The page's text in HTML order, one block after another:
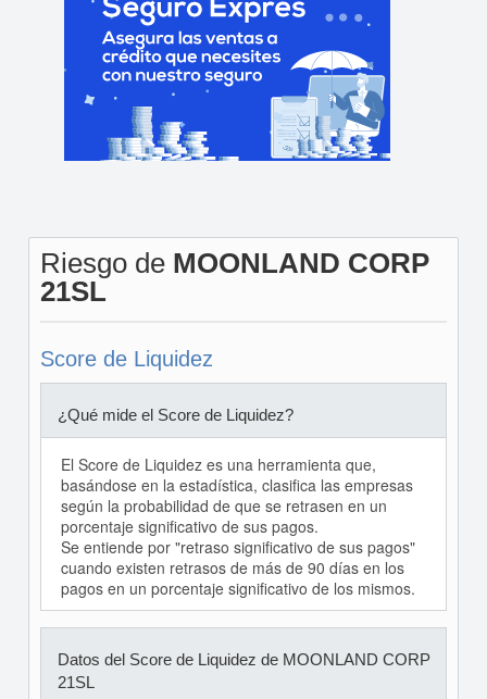
Riesgo de MOONLAND CORP
21SL
Score de Liquidez
¿Qué mide el Score de Liquidez?
El Score de Liquidez es una herramienta que,
basándose en la estadística, clasifica las empresas
según la probabilidad de que se retrasen en un
porcentaje significativo de sus pagos.
Se entiende por "retraso significativo de sus pagos"
cuando existen retrasos de más de 90 días en los
pagos en un porcentaje significativo de los mismos.
Datos del Score de Liquidez de MOONLAND CORP
21SL